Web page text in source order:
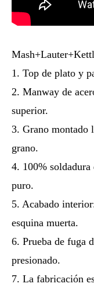
1. Top de plato y
2. Manway de
superior.
3. Grano montado
grano.
4. 100% soldadura
puro.
5. Acabado
esquina muerta.
6. Prueba de fuga
presionado.
7. La fabricación